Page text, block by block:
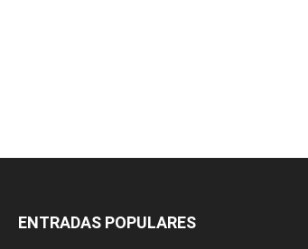
ENTRADAS POPULARES